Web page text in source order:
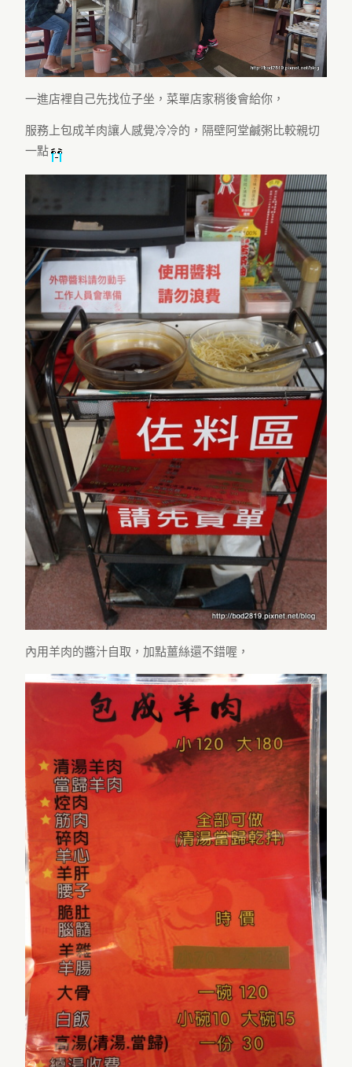
一進店裡自己先找位子坐，菜單店家稍後會給你，
服務上包成羊肉讓人感覺冷冷的，隔壁阿堂鹹粥比較親切
一點
內用羊肉的醬汁自取，加點薑絲還不錯喔，